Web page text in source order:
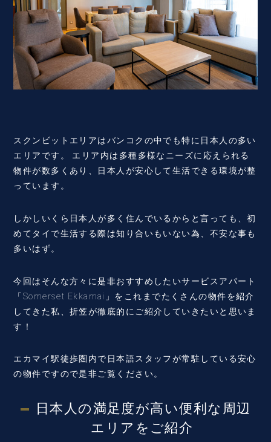
スクンビットエリアはバンコクの中でも特に日本人の多い
エリアです。 エリア内は多種多様なニーズに応えられる
物件が数多くあり、日本人が安心して生活できる環境が整
っています。
しかしいくら日本人が多く住んでいるからと言っても、初
めてタイで生活する際は知り合いもいない為、不安な事も
多いはず。
今回はそんな方々に是非おすすめしたいサービスアパート
「Somerset Ekkamai」をこれまでたくさんの物件を紹介
してきた私、折笠が徹底的にご紹介していきたいと思いま
す！
エカマイ駅徒歩圏内で日本語スタッフが常駐している安心
の物件ですので是非ご覧ください。
日本人の満足度が高い便利な周辺
エリアをご紹介